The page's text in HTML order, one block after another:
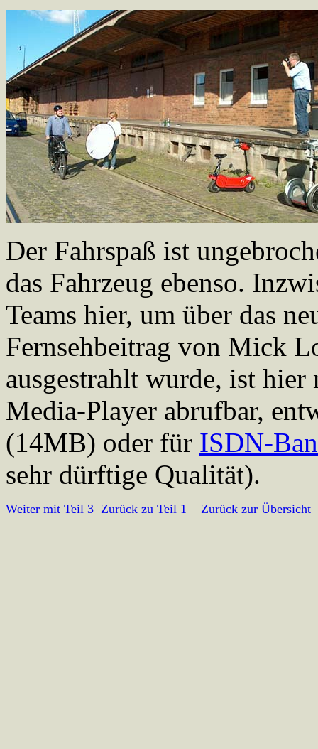
Der Fahrspaß ist
das Fahrzeug ebenso.
Teams hier, um über das
Fernsehbeitrag von Mick
ausgestrahlt wurde, ist
Media-Player abrufbar,
(14MB) oder für ISDN-
sehr dürftige Qualität).
Weiter mit Teil 3 Zurück zu Teil 1 Zurück zur Übersicht